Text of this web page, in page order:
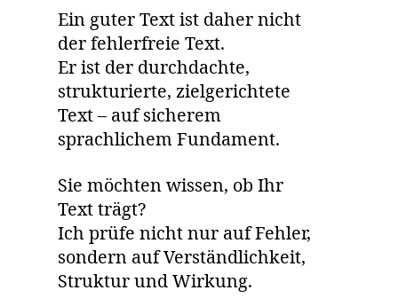
Ein guter Text ist daher nicht
der fehlerfreie Text.
Er ist der durchdachte,
strukturierte, zielgerichtete
Text – auf sicherem
sprachlichem Fundament.
Sie möchten wissen, ob Ihr
Text trägt?
Ich prüfe nicht nur auf Fehler,
sondern auf Verständlichkeit,
Struktur und Wirkung.